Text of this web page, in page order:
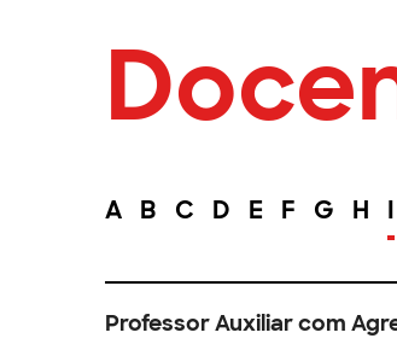
A B C D E F G H I
Professor Auxiliar com